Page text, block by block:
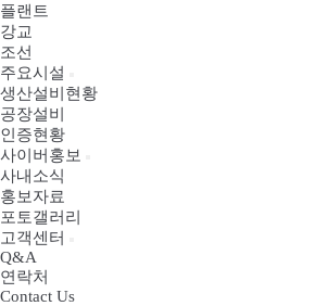
플랜트
강교
조선
주요시설
생산설비현황
공장설비
인증현황
사이버홍보
사내소식
홍보자료
포토갤러리
고객센터
Q&A
연락처
Contact Us